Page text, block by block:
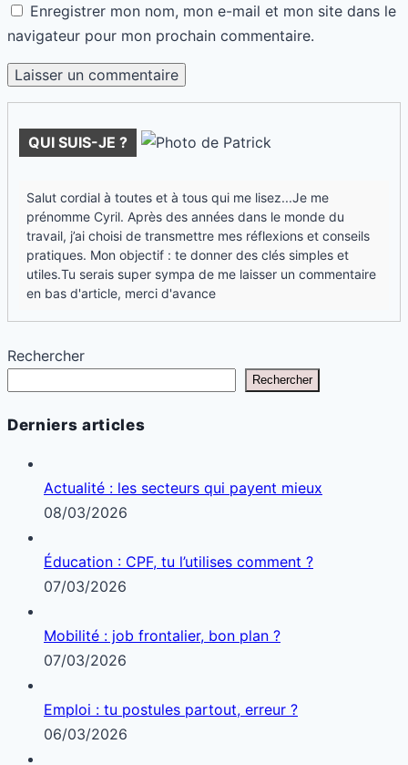
Enregistrer mon nom, mon e-mail et mon site dans le
navigateur pour mon prochain commentaire.
QUI SUIS-JE ?
Salut cordial à toutes et à tous qui me lisez...Je me
prénomme Cyril. Après des années dans le monde du
travail, j’ai choisi de transmettre mes réflexions et conseils
pratiques. Mon objectif : te donner des clés simples et
utiles.Tu serais super sympa de me laisser un commentaire
en bas d'article, merci d'avance
Rechercher
Rechercher
Derniers articles
Actualité : les secteurs qui payent mieux
08/03/2026
Éducation : CPF, tu l’utilises comment ?
07/03/2026
Mobilité : job frontalier, bon plan ?
07/03/2026
Emploi : tu postules partout, erreur ?
06/03/2026